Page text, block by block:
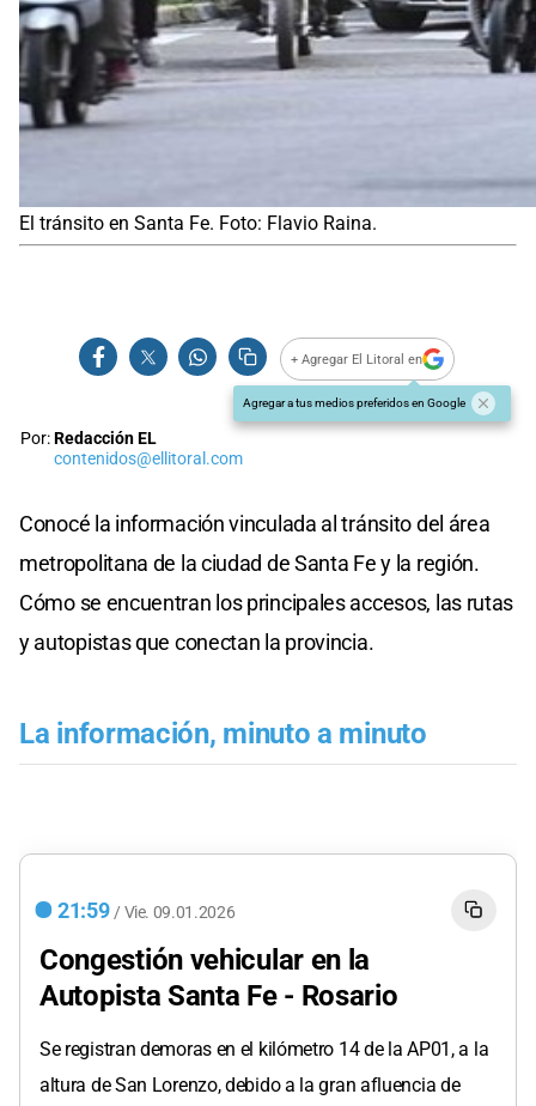
El tránsito en Santa Fe. Foto: Flavio Raina.
+ Agregar El Litoral en
Agregar a tus medios preferidos en Google
Por:Redacción EL
contenidos@ellitoral.com
Conocé la información vinculada al tránsito del área
metropolitana de la ciudad de Santa Fe y la región.
Cómo se encuentran los principales accesos, las rutas
y autopistas que conectan la provincia.
La información, minuto a minuto
21:59 / Vie. 09.01.2026
Congestión vehicular en la
Autopista Santa Fe - Rosario
Se registran demoras en el kilómetro 14 de la AP01, a la
altura de San Lorenzo, debido a la gran afluencia de